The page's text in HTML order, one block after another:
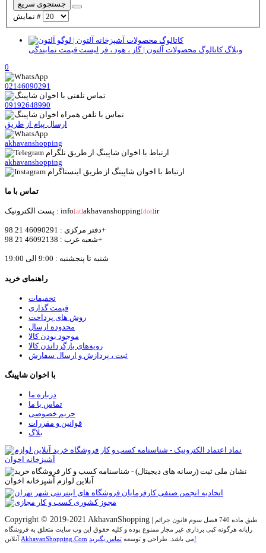
جستجوی سریع
نمایش #
وبلاگکاتالوگ محصولات آلتون | گاز ، هود ، فر لیست قیمت نمایندگی
0
02146090291
09192648990
ارسال پیام از طریق
akhavanshopping
akhavanshopping
تماس با ما
پست الکترونیک : info[at]akhavanshopping[dot]ir
دفتر مرکزی : 46090291 21 98+
شعبه غرب : 46092138 21 98+
شنبه تا پنجشنبه : 9:00 الی 19:00
راهنمای خرید
تخفیفات
قیمت گذاری
روش های پرداخت
محدوده ارسال
موجود بودن کالا
رویه‌های بازگرداندن کالا
ثبت ، پردازش و ارسال سفارش
با اخوان شاپینگ
درباره ما
تماس با ما
حریم خصوصی
قوانین و مقررات
بلاگ
Copyright © 2019-2021 AkhavanShopping | طبق ماده 740 فصل سوم قانون جرائم
رایانه هرگونه کپی برداری غیر مجاز ممنوع بوده و کلیه حقوق اين وب سايت متعلق به فروشگاه
AkhavanShopping.Com می باشد. طراحی و توسعهتماس بگیرید!